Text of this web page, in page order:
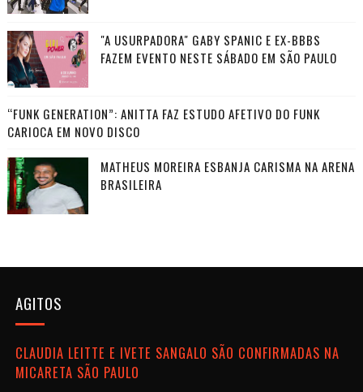
"A USURPADORA" GABY SPANIC E EX-BBBS
FAZEM EVENTO NESTE SÁBADO EM SÃO PAULO
“FUNK GENERATION”: ANITTA FAZ ESTUDO AFETIVO DO FUNK
CARIOCA EM NOVO DISCO
MATHEUS MOREIRA ESBANJA CARISMA NA ARENA
BRASILEIRA
AGITOS
CLAUDIA LEITTE E IVETE SANGALO SÃO CONFIRMADAS NA
MICARETA SÃO PAULO